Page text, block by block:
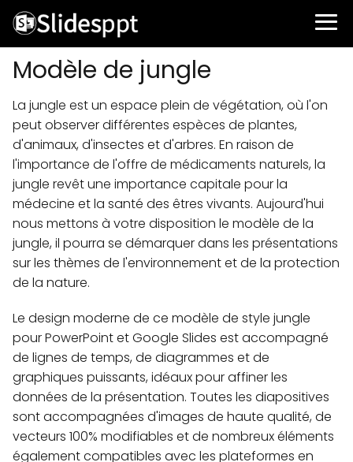
Modèle de jungle
La jungle est un espace plein de végétation, où l'on
peut observer différentes espèces de plantes,
d'animaux, d'insectes et d'arbres. En raison de
l'importance de l'offre de médicaments naturels, la
jungle revêt une importance capitale pour la
médecine et la santé des êtres vivants. Aujourd'hui
nous mettons à votre disposition le modèle de la
jungle, il pourra se démarquer dans les présentations
sur les thèmes de l'environnement et de la protection
de la nature.
Le design moderne de ce modèle de style jungle
pour PowerPoint et Google Slides est accompagné
de lignes de temps, de diagrammes et de
graphiques puissants, idéaux pour affiner les
données de la présentation. Toutes les diapositives
sont accompagnées d'images de haute qualité, de
vecteurs 100% modifiables et de nombreux éléments
également compatibles avec les plateformes en